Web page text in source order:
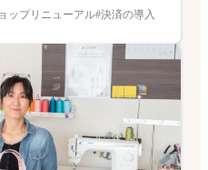
ップリニューアル 決済の導入